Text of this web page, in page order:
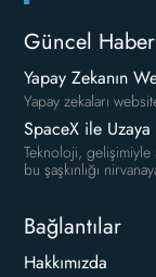
Güncel
Yapay Zekanın
Yapay zekaları
SpaceX ile Uzaya
Teknoloji, gelişimiyle
bu şaşkınlığı
Bağlantılar
Hakkımızda